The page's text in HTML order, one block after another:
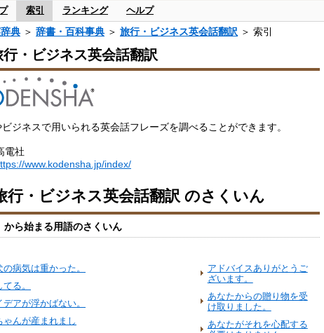
索引 ランキング ヘルプ
典 ＞ 辞書・百科事典 ＞ 旅行・ビジネス英会話翻訳 ＞ 索引
行・ビジネス英会話翻訳
ジネスで用いられる英会話フレーズを調べることができます。
電社
www.kodensha.jp/index/
行・ビジネス英会話翻訳 のさくいん
から始まる用語のさくいん
の病気は重かった。
る。
デアが浮かばない。
ゃんが産まれまし
アドバイスありがとうご
ざいます。
あなたからの贈り物を受
け取りました。
あなたがそれを心配する